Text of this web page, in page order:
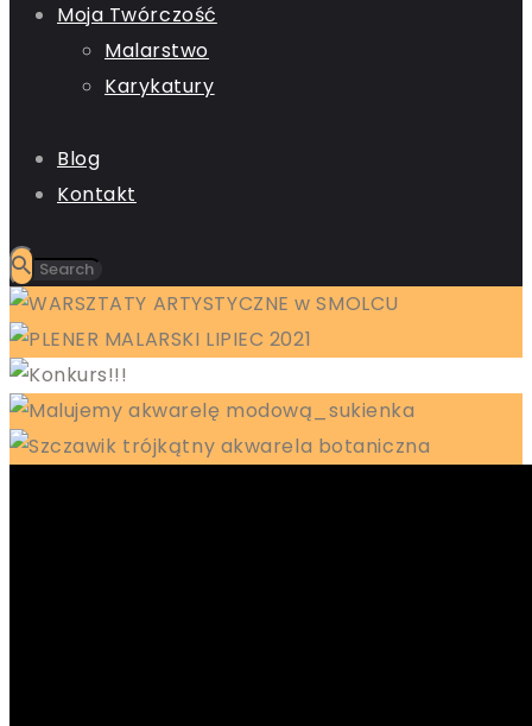
Moja Twórczość
Malarstwo
Karykatury
Blog
Kontakt